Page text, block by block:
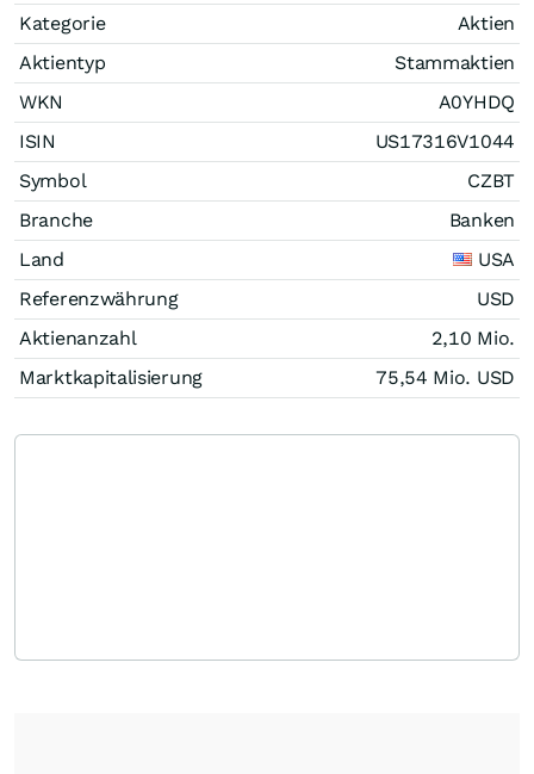
Kategorie
Aktien
Aktientyp
Stammaktien
WKN
A0YHDQ
ISIN
US17316V1044
Symbol
CZBT
Branche
Banken
Land
USA
Referenzwährung
USD
Aktienanzahl
2,10 Mio.
Marktkapitalisierung
75,54 Mio. USD